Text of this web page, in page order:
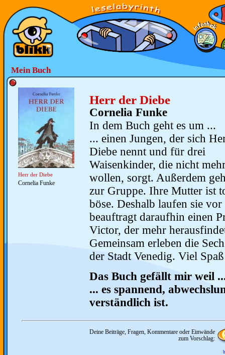
Mein Buch
Herr der Diebe
Cornelia Funke
Herr der Diebe
Cornelia Funke
In dem Buch geht es um ...
... einen Jungen, der sich
Diebe nennt und für drei
Waisenkinder, die nicht
wollen, sorgt. Außerdem
zur Gruppe. Ihre Mutter ist
böse. Deshalb laufen sie
beauftragt daraufhin einen
Victor, der mehr
Gemeinsam erleben die
der Stadt Venedig. Viel
Das Buch gefällt mir weil
... es spannend,
verständlich ist.
Deine Beiträge, Fragen, Kommentare oder Einwände
zum Vorschlag: